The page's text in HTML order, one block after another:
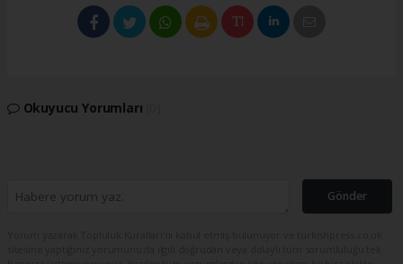
Okuyucu Yorumları
Gönder